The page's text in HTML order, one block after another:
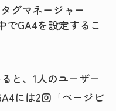
グマネージャー
でGA4を設定するこ
と、1人のユーザー
には2回「ページビ